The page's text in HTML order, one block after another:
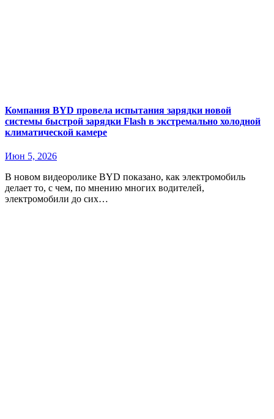
Компания BYD провела испытания зарядки новой
системы быстрой зарядки Flash в экстремально холодной
климатической камере
Июн 5, 2026
В новом видеоролике BYD показано, как электромобиль
делает то, с чем, по мнению многих водителей,
электромобили до сих…